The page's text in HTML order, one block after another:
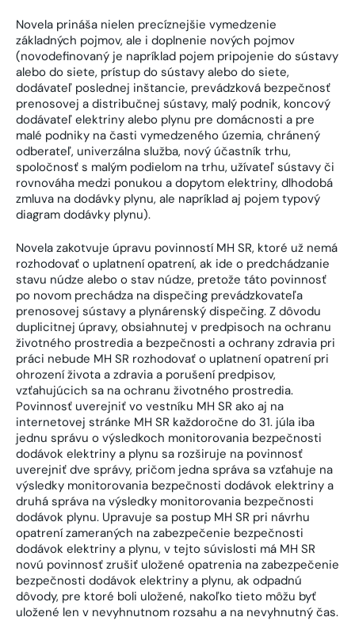
Novela prináša nielen precíznejšie vymedzenie
základných pojmov, ale i doplnenie nových pojmov
(novodefinovaný je napríklad pojem pripojenie do sústavy
alebo do siete, prístup do sústavy alebo do siete,
dodávateľ poslednej inštancie, prevádzková bezpečnosť
prenosovej a distribučnej sústavy, malý podnik, koncový
dodávateľ elektriny alebo plynu pre domácnosti a pre
malé podniky na časti vymedzeného územia, chránený
odberateľ, univerzálna služba, nový účastník trhu,
spoločnosť s malým podielom na trhu, užívateľ sústavy či
rovnováha medzi ponukou a dopytom elektriny, dlhodobá
zmluva na dodávky plynu, ale napríklad aj pojem typový
diagram dodávky plynu).
Novela zakotvuje úpravu povinností MH SR, ktoré už nemá
rozhodovať o uplatnení opatrení, ak ide o predchádzanie
stavu núdze alebo o stav núdze, pretože táto povinnosť
po novom prechádza na dispečing prevádzkovateľa
prenosovej sústavy a plynárenský dispečing. Z dôvodu
duplicitnej úpravy, obsiahnutej v predpisoch na ochranu
životného prostredia a bezpečnosti a ochrany zdravia pri
práci nebude MH SR rozhodovať o uplatnení opatrení pri
ohrození života a zdravia a porušení predpisov,
vzťahujúcich sa na ochranu životného prostredia.
Povinnosť uverejniť vo vestníku MH SR ako aj na
internetovej stránke MH SR každoročne do 31. júla iba
jednu správu o výsledkoch monitorovania bezpečnosti
dodávok elektriny a plynu sa rozširuje na povinnosť
uverejniť dve správy, pričom jedna správa sa vzťahuje na
výsledky monitorovania bezpečnosti dodávok elektriny a
druhá správa na výsledky monitorovania bezpečnosti
dodávok plynu. Upravuje sa postup MH SR pri návrhu
opatrení zameraných na zabezpečenie bezpečnosti
dodávok elektriny a plynu, v tejto súvislosti má MH SR
novú povinnosť zrušiť uložené opatrenia na zabezpečenie
bezpečnosti dodávok elektriny a plynu, ak odpadnú
dôvody, pre ktoré boli uložené, nakoľko tieto môžu byť
uložené len v nevyhnutnom rozsahu a na nevyhnutný čas.